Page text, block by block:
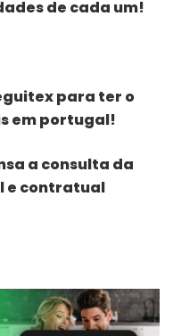
de cada um!
para ter o
em portugal!
a consulta da
e contratual